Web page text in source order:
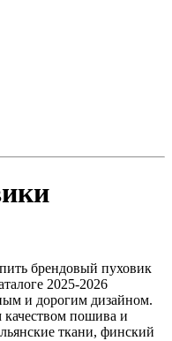
брендовый пуховик
2025-2026
и дорогим дизайном.
качеством пошива и
ткани, финский